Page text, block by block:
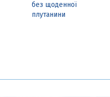
без щоденної
плутанини